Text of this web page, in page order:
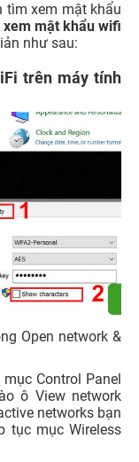
tìm xem mật khẩu
xem mật khẩu wifi
như sau:
trên máy tính
Open network &
Control Panel
ô View network
networks bạn
tục mục Wireless